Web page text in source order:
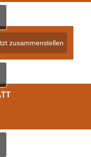
Bild vergrößern
zusammenstellen
Bild vergrößern
Bild vergrößern